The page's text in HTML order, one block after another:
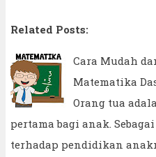
Related Posts:
Cara Mudah
Matematika
Orang tua
pertama bagi anak.
terhadap pendidikan